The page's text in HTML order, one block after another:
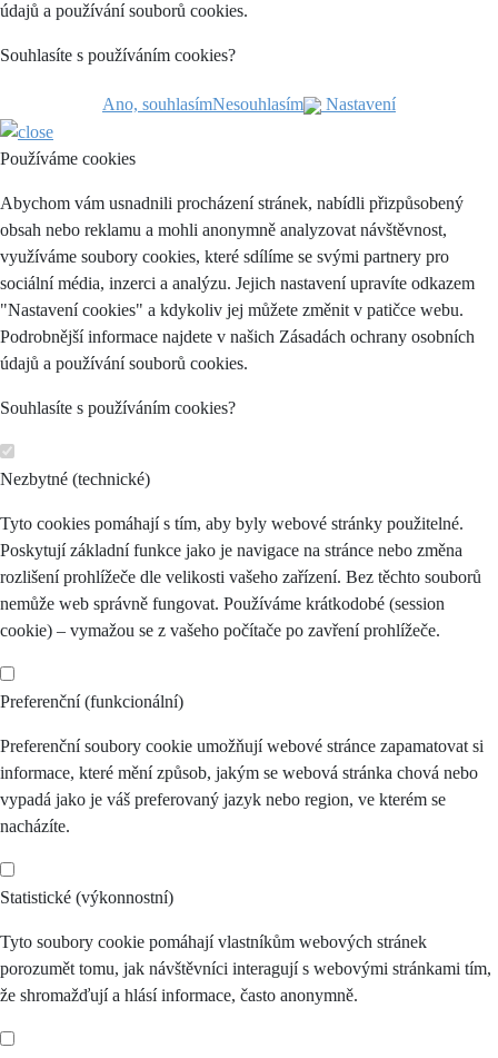
údajů a používání souborů cookies.
Souhlasíte s používáním cookies?
Ano, souhlasímNesouhlasím Nastavení
Používáme cookies
Abychom vám usnadnili procházení stránek, nabídli přizpůsobený
obsah nebo reklamu a mohli anonymně analyzovat návštěvnost,
využíváme soubory cookies, které sdílíme se svými partnery pro
sociální média, inzerci a analýzu. Jejich nastavení upravíte odkazem
"Nastavení cookies" a kdykoliv jej můžete změnit v patičce webu.
Podrobnější informace najdete v našich Zásadách ochrany osobních
údajů a používání souborů cookies.
Souhlasíte s používáním cookies?
Nezbytné (technické)
Tyto cookies pomáhají s tím, aby byly webové stránky použitelné.
Poskytují základní funkce jako je navigace na stránce nebo změna
rozlišení prohlížeče dle velikosti vašeho zařízení. Bez těchto souborů
nemůže web správně fungovat. Používáme krátkodobé (session
cookie) – vymažou se z vašeho počítače po zavření prohlížeče.
Preferenční (funkcionální)
Preferenční soubory cookie umožňují webové stránce zapamatovat si
informace, které mění způsob, jakým se webová stránka chová nebo
vypadá jako je váš preferovaný jazyk nebo region, ve kterém se
nacházíte.
Statistické (výkonnostní)
Tyto soubory cookie pomáhají vlastníkům webových stránek
porozumět tomu, jak návštěvníci interagují s webovými stránkami tím,
že shromažďují a hlásí informace, často anonymně.